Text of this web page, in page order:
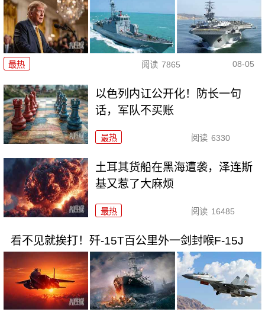
最热 阅读 7865 08-05
以色列内讧公开化！防长一句
话，军队不买账
最热 阅读 6330
土耳其货船在黑海遭袭，泽连斯
基又惹了大麻烦
最热 阅读 16485
看不见就挨打！歼-15T百公里外一剑封喉F-15J